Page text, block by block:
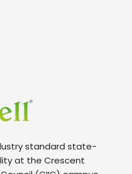
standard state-
at the Crescent